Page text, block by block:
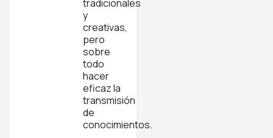
tradicionales
y
creativas,
pero
sobre
todo
hacer
eficaz la
transmisión
de
conocimientos.